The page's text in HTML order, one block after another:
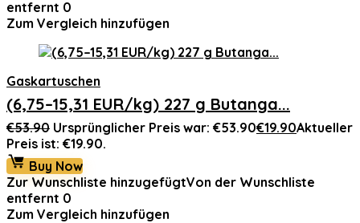
entfernt 0
Zum Vergleich hinzufügen
Gaskartuschen
(6,75–15,31 EUR/kg) 227 g Butanga...
€53.90 Ursprünglicher Preis war: €53.90€19.90Aktueller
Preis ist: €19.90.
Buy Now
Zur Wunschliste hinzugefügtVon der Wunschliste
entfernt 0
Zum Vergleich hinzufügen